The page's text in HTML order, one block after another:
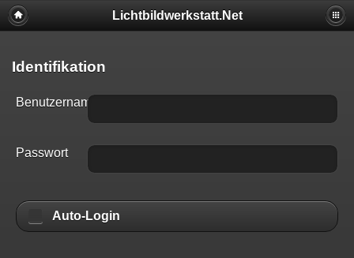
Lichtbildwerkstatt.Net
Identifikation
Benutzername
Passwort
Auto-Login